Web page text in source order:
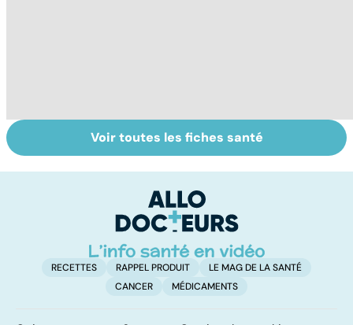
Comment
faciliter la
Maladie
coeliaque :
gluten
Voir toutes les fiches santé
RECETTES RAPPEL PRODUIT
LE MAG DE LA SANTÉ
CANCER
MÉDICAMENTS